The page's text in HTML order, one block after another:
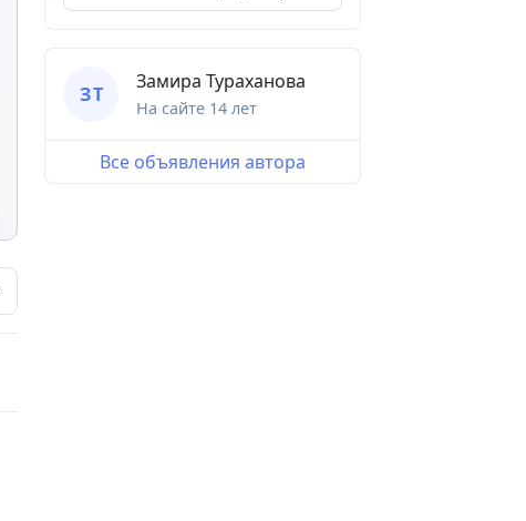
З Т
Замира Тураханова
На сайте 14 лет
Все объявления автора